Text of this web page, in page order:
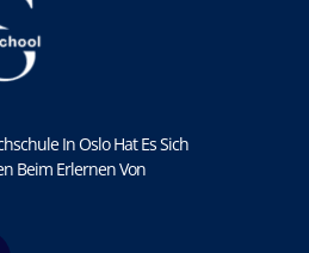
In Oslo Hat Es Sich
Beim Erlernen Von